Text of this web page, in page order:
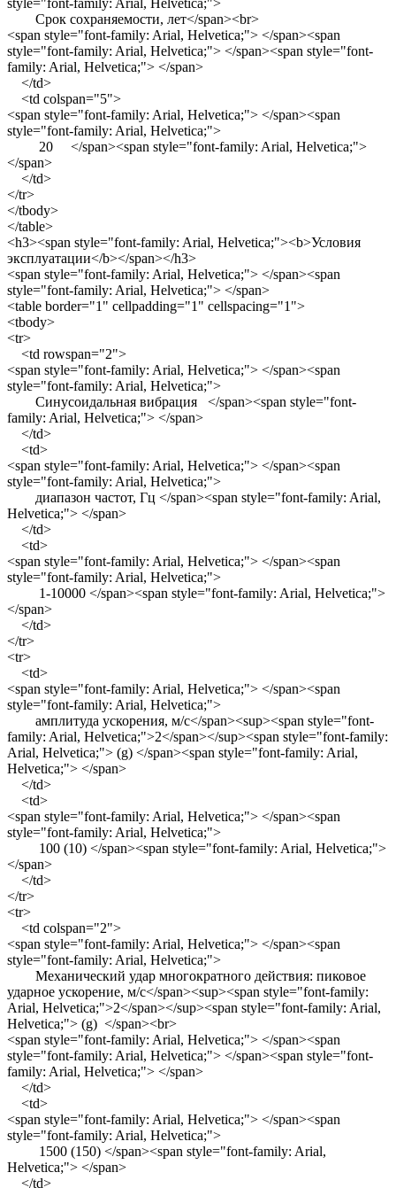
Срок сохраняемости, лет</span><br>
<span style="font-family: Arial, Helvetica;"> </span><span
style="font-family: Arial, Helvetica;"> </span><span style="font-
family: Arial, Helvetica;"> </span>
</td>
<td colspan="5">
<span style="font-family: Arial, Helvetica;"> </span><span
style="font-family: Arial, Helvetica;">
20 </span><span style="font-family: Arial, Helvetica;">
</span>
</td>
</tr>
</tbody>
</table>
<h3><span style="font-family: Arial, Helvetica;"><b>Условия
эксплуатации</b></span></h3>
<span style="font-family: Arial, Helvetica;"> </span><span
style="font-family: Arial, Helvetica;"> </span>
<table border="1" cellpadding="1" cellspacing="1">
<tbody>
<tr>
<td rowspan="2">
<span style="font-family: Arial, Helvetica;"> </span><span
style="font-family: Arial, Helvetica;">
Синусоидальная вибрация </span><span style="font-
family: Arial, Helvetica;"> </span>
</td>
<td>
<span style="font-family: Arial, Helvetica;"> </span><span
style="font-family: Arial, Helvetica;">
диапазон частот, Гц </span><span style="font-family: Arial,
Helvetica;"> </span>
</td>
<td>
<span style="font-family: Arial, Helvetica;"> </span><span
style="font-family: Arial, Helvetica;">
1-10000 </span><span style="font-family: Arial, Helvetica;">
</span>
</td>
</tr>
<tr>
<td>
<span style="font-family: Arial, Helvetica;"> </span><span
style="font-family: Arial, Helvetica;">
амплитуда ускорения, м/с</span><sup><span style="font-
family: Arial, Helvetica;">2</span></sup><span style="font-family:
Arial, Helvetica;"> (g) </span><span style="font-family: Arial,
Helvetica;"> </span>
</td>
<td>
<span style="font-family: Arial, Helvetica;"> </span><span
style="font-family: Arial, Helvetica;">
100 (10) </span><span style="font-family: Arial, Helvetica;">
</span>
</td>
</tr>
<tr>
<td colspan="2">
<span style="font-family: Arial, Helvetica;"> </span><span
style="font-family: Arial, Helvetica;">
Механический удар многократного действия: пиковое
ударное ускорение, м/с</span><sup><span style="font-family:
Arial, Helvetica;">2</span></sup><span style="font-family: Arial,
Helvetica;"> (g) </span><br>
<span style="font-family: Arial, Helvetica;"> </span><span
style="font-family: Arial, Helvetica;"> </span><span style="font-
family: Arial, Helvetica;"> </span>
</td>
<td>
<span style="font-family: Arial, Helvetica;"> </span><span
style="font-family: Arial, Helvetica;">
1500 (150) </span><span style="font-family: Arial,
Helvetica;"> </span>
</td>